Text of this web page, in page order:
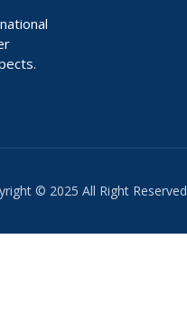
© 2025 All Right Reserved